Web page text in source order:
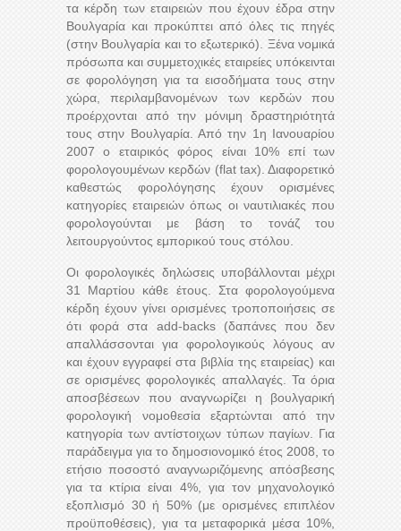
τα κέρδη των εταιρειών που έχουν έδρα στην
Βουλγαρία και προκύπτει από όλες τις πηγές
(στην Βουλγαρία και το εξωτερικό). Ξένα νομικά
πρόσωπα και συμμετοχικές εταιρείες υπόκεινται
σε φορολόγηση για τα εισοδήματα τους στην
χώρα, περιλαμβανομένων των κερδών που
προέρχονται από την μόνιμη δραστηριότητά
τους στην Βουλγαρία. Από την 1η Ιανουαρίου
2007 ο εταιρικός φόρος είναι 10% επί των
φορολογουμένων κερδών (flat tax). Διαφορετικό
καθεστώς φορολόγησης έχουν ορισμένες
κατηγορίες εταιρειών όπως οι ναυτιλιακές που
φορολογούνται με βάση το τονάζ του
λειτουργούντος εμπορικού τους στόλου.
Οι φορολογικές δηλώσεις υποβάλλονται μέχρι
31 Μαρτίου κάθε έτους. Στα φορολογούμενα
κέρδη έχουν γίνει ορισμένες τροποποιήσεις σε
ότι φορά στα add-backs (δαπάνες που δεν
απαλλάσσονται για φορολογικούς λόγους αν
και έχουν εγγραφεί στα βιβλία της εταιρείας) και
σε ορισμένες φορολογικές απαλλαγές. Τα όρια
αποσβέσεων που αναγνωρίζει η βουλγαρική
φορολογική νομοθεσία εξαρτώνται από την
κατηγορία των αντίστοιχων τύπων παγίων. Για
παράδειγμα για το δημοσιονομικό έτος 2008, το
ετήσιο ποσοστό αναγνωριζόμενης απόσβεσης
για τα κτίρια είναι 4%, για τον μηχανολογικό
εξοπλισμό 30 ή 50% (με ορισμένες επιπλέον
προϋποθέσεις), για τα μεταφορικά μέσα 10%,